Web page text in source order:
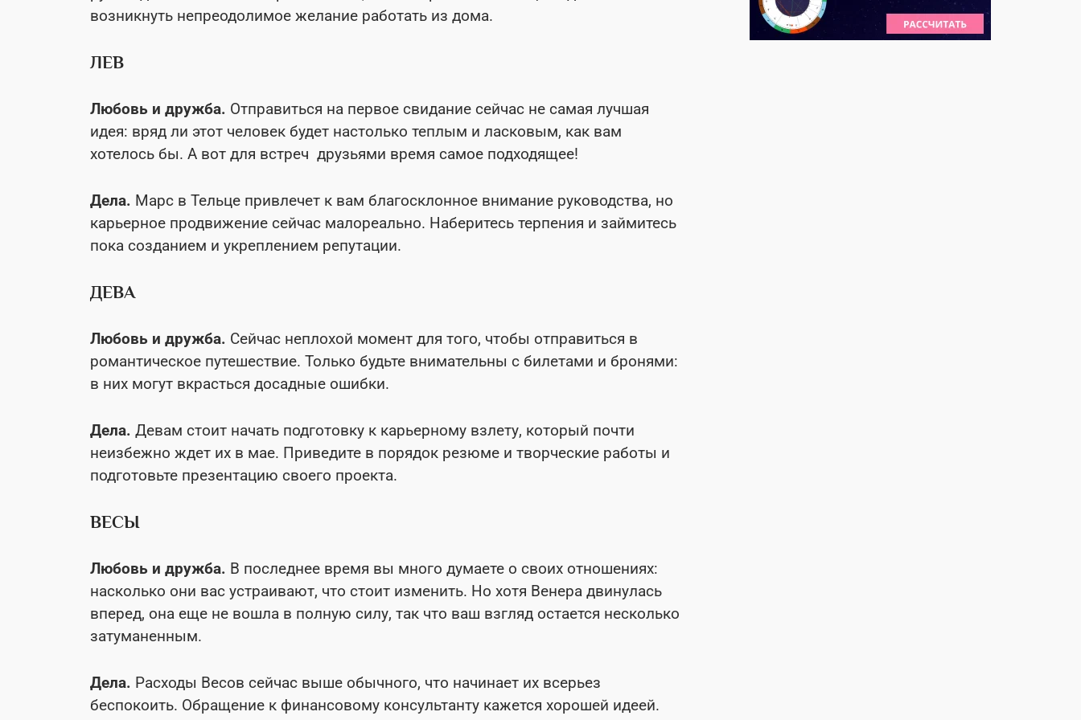
возникнуть непреодолимое желание работать из дома.
ЛЕВ
Любовь и дружба. Отправиться на первое свидание сейчас не самая лучшая
идея: вряд ли этот человек будет настолько теплым и ласковым, как вам
хотелось бы. А вот для встреч друзьями время самое подходящее!
Дела. Марс в Тельце привлечет к вам благосклонное внимание руководства, но
карьерное продвижение сейчас малореально. Наберитесь терпения и займитесь
пока созданием и укреплением репутации.
ДЕВА
Любовь и дружба. Сейчас неплохой момент для того, чтобы отправиться в
романтическое путешествие. Только будьте внимательны с билетами и бронями:
в них могут вкрасться досадные ошибки.
Дела. Девам стоит начать подготовку к карьерному взлету, который почти
неизбежно ждет их в мае. Приведите в порядок резюме и творческие работы и
подготовьте презентацию своего проекта.
ВЕСЫ
Любовь и дружба. В последнее время вы много думаете о своих отношениях:
насколько они вас устраивают, что стоит изменить. Но хотя Венера двинулась
вперед, она еще не вошла в полную силу, так что ваш взгляд остается несколько
затуманенным.
Дела. Расходы Весов сейчас выше обычного, что начинает их всерьез
беспокоить. Обращение к финансовому консультанту кажется хорошей идеей.